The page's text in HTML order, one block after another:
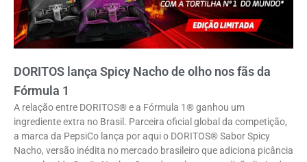
DORITOS lança Spicy Nacho de olho nos fãs da
Fórmula 1
A relação entre DORITOS® e a Fórmula 1® ganhou um
ingrediente extra no Brasil. Parceira oficial global da competição,
a marca da PepsiCo lança por aqui o DORITOS® Sabor Spicy
Nacho, versão inédita no mercado brasileiro que adiciona picância